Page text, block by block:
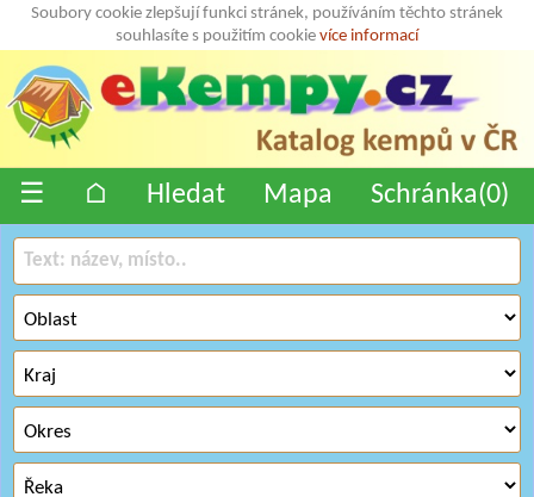
Soubory cookie zlepšují funkci stránek, používáním těchto stránek
souhlasíte s použitím cookie více informací
☰ ⌂ Hledat Mapa Schránka(0)